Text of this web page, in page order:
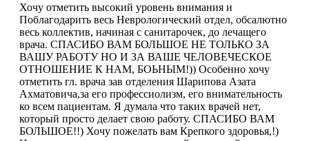
Хочу отметить высокий уровень внимания и
Поблагодарить весь Неврологический отдел, обсалютно
весь коллектив, начиная с санитарочек, до лечащего
врача. СПАСИБО ВАМ БОЛЬШОЕ НЕ ТОЛЬКО ЗА
ВАШУ РАБОТУ НО И ЗА ВАШЕ ЧЕЛОВЕЧЕСКОЕ
ОТНОШЕНИЕ К НАМ, БОЬНЫМ!)) Особенно хочу
отметить гл. врача зав отделения Шарипова Азата
Ахматовича,за его профессиолизм, его внимательность
ко всем пациентам. Я думала что таких врачей нет,
который просто делает свою работу. СПАСИБО ВАМ
БОЛЬШОЕ!!) Хочу пожелать вам Крепкого здоровья,!)